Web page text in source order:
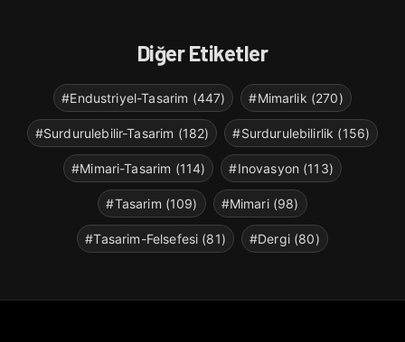
Diğer Etiketler
#Endustriyel-Tasarim (447) #Mimarlik (270)
#Surdurulebilir-Tasarim (182) #Surdurulebilirlik (156)
#Mimari-Tasarim (114) #Inovasyon (113)
#Tasarim (109) #Mimari (98)
#Tasarim-Felsefesi (81) #Dergi (80)